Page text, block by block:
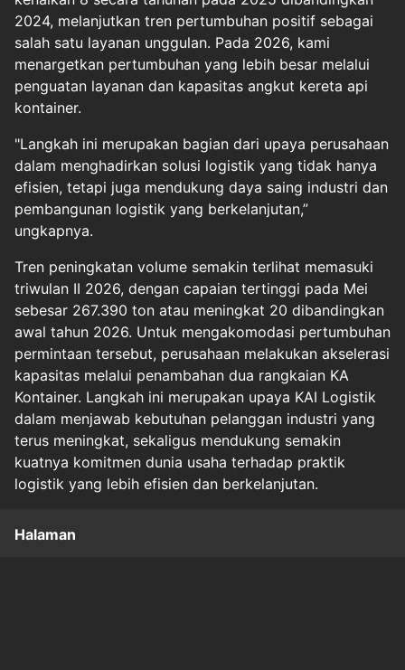
2024, melanjutkan tren pertumbuhan positif sebagai
salah satu layanan unggulan. Pada 2026, kami
menargetkan pertumbuhan yang lebih besar melalui
penguatan layanan dan kapasitas angkut kereta api
kontainer.
"Langkah ini merupakan bagian dari upaya perusahaan
dalam menghadirkan solusi logistik yang tidak hanya
efisien, tetapi juga mendukung daya saing industri dan
pembangunan logistik yang berkelanjutan,”
ungkapnya.
Tren peningkatan volume semakin terlihat memasuki
triwulan II 2026, dengan capaian tertinggi pada Mei
sebesar 267.390 ton atau meningkat 20 dibandingkan
awal tahun 2026. Untuk mengakomodasi pertumbuhan
permintaan tersebut, perusahaan melakukan akselerasi
kapasitas melalui penambahan dua rangkaian KA
Kontainer. Langkah ini merupakan upaya KAI Logistik
dalam menjawab kebutuhan pelanggan industri yang
terus meningkat, sekaligus mendukung semakin
kuatnya komitmen dunia usaha terhadap praktik
logistik yang lebih efisien dan berkelanjutan.
Halaman